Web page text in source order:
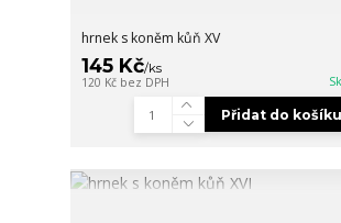
hrnek s koněm kůň XV
145 Kč/ks
120 Kč bez DPH
Přidat do košíku